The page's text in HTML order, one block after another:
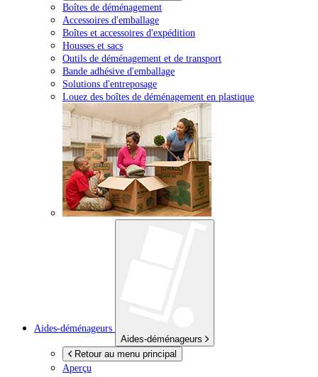
Boîtes de déménagement
Accessoires d'emballage
Boîtes et accessoires d'expédition
Housses et sacs
Outils de déménagement et de transport
Bande adhésive d'emballage
Solutions d'entreposage
Louez des boîtes de déménagement en plastique
Aides-déménageurs
Aides-déménageurs
Retour au menu principal
Aperçu